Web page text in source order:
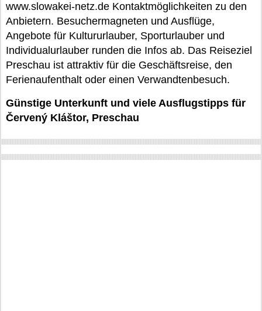
www.slowakei-netz.de Kontaktmöglichkeiten zu den
Anbietern. Besuchermagneten und Ausflüge,
Angebote für Kultururlauber, Sporturlauber und
Individualurlauber runden die Infos ab. Das Reiseziel
Preschau ist attraktiv für die Geschäftsreise, den
Ferienaufenthalt oder einen Verwandtenbesuch.
Günstige Unterkunft und viele Ausflugstipps für
Červený Kláštor, Preschau